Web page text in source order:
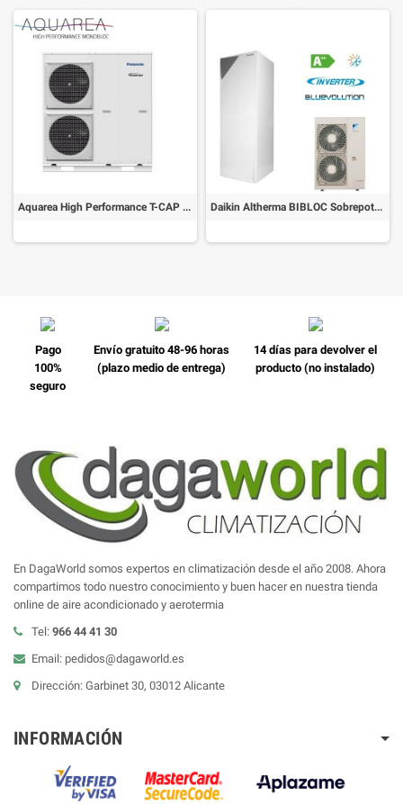
Aquarea High Performance T-CAP KIT-MXC09H3E8-CL Daikin Altherma BIBLOC Sobrepotenciada BIWF1126CBV Trifásica
Pago
100%
seguro
Envío gratuito 48-96 horas
(plazo medio de entrega)
14 días para devolver el
producto (no instalado)
En DagaWorld somos expertos en climatización desde el año 2008. Ahora
compartimos todo nuestro conocimiento y buen hacer en nuestra tienda
online de aire acondicionado y aerotermia
Tel: 966 44 41 30
Email: pedidos@dagaworld.es
Dirección: Garbinet 30, 03012 Alicante
INFORMACIÓN